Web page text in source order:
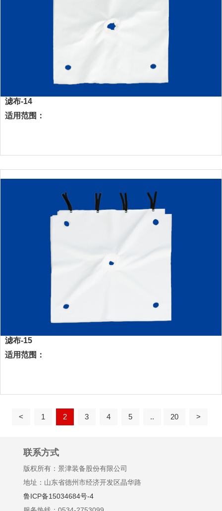
滤布-14
适用范围：
滤布-15
适用范围：
< 1 2 3 4 5 .. 20 >
联系方式
版权所有：景津装备股份有限公司
地址：山东省德州市经济开发区晶华路
鲁ICP备15034684号-4